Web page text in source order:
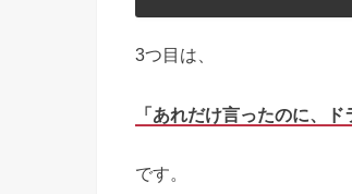
3つ目は、
「あれだけ言ったのに、
です。